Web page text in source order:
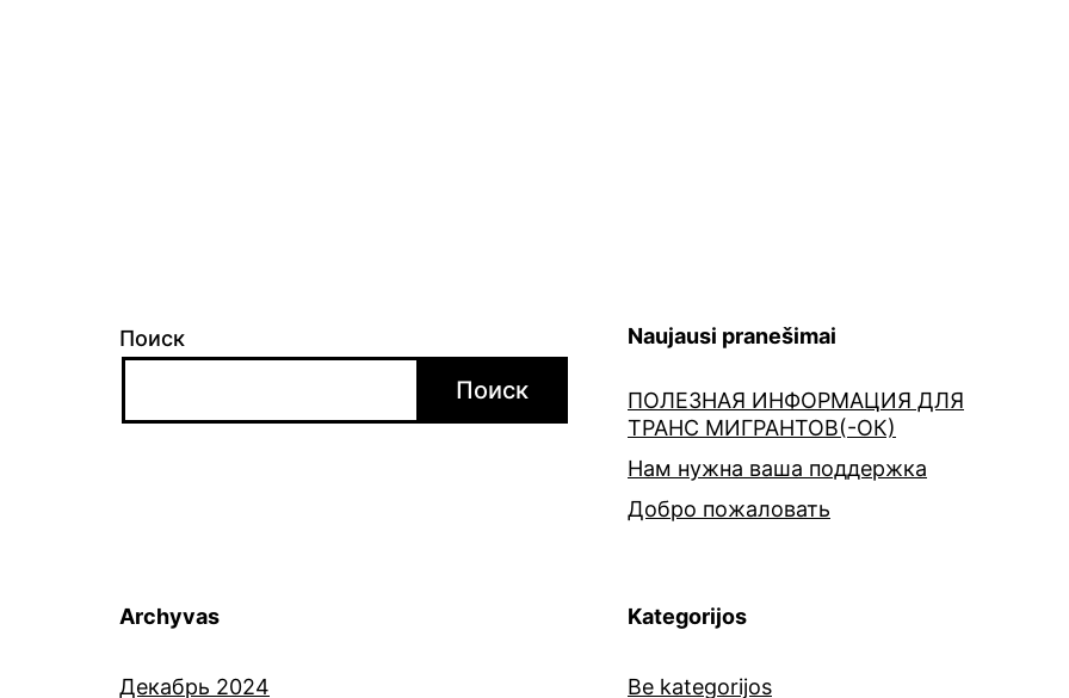
Поиск
Поиск
Naujausi pranešimai
ПОЛЕЗНАЯ ИНФОРМАЦИЯ ДЛЯ
ТРАНС МИГРАНТОВ(-ОК)
Нам нужна ваша поддержка
Добро пожаловать
Archyvas
Декабрь 2024
Kategorijos
Be kategorijos